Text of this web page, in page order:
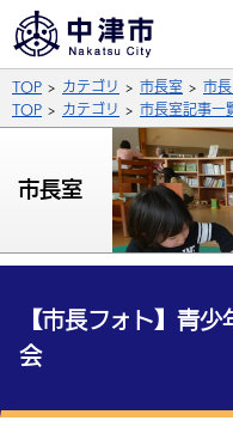
拡大
公式SNS
X
サイト内検索
総合メニュー
くらしの情報
届出・登録・証明
事業者の方へ
TOP カテゴリ 市長室 市長
TOP
カテゴリ 市長室記事一
市長室
【市長フォト】青
会